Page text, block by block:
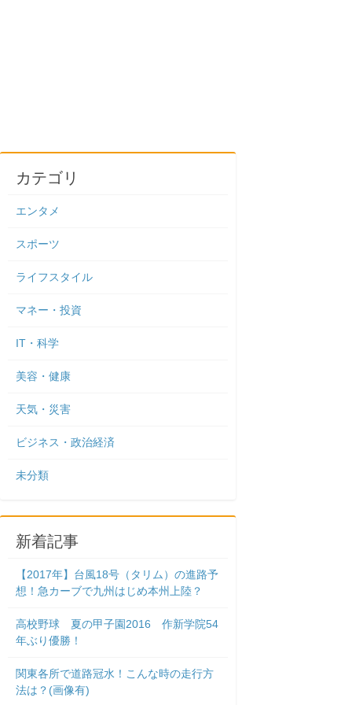
カテゴリ
エンタメ
スポーツ
ライフスタイル
マネー・投資
IT・科学
美容・健康
天気・災害
ビジネス・政治経済
未分類
新着記事
【2017年】台風18号（タリム）の進路予
想！急カーブで九州はじめ本州上陸？
高校野球 夏の甲子園2016 作新学院54
年ぶり優勝！
関東各所で道路冠水！こんな時の走行方
法は？(画像有)